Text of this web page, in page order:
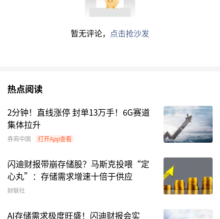
今年1月末，监管部门发布《机构监管通报》称，
（将）大额购入D基金公司的A产品为噱头，利用
互联网“大V”的流量和影响力鼓动投资者跟进购
买A产品，诱导风险承受能力不匹配的投资者购买
中高风险产品。
通报虽未直接点名，但相关细节与1月引发市场广
泛关注的德邦基金旗下的德邦稳盈增长灵活配置混
合基金高度吻合，多家媒体在报道中直指D基金公
司正是德邦基金。
暂无评论， 点击抢沙发
热点阅读
2分钟！直线涨停 封单13万手！6G赛道
集体拉升
券商中国 打开App查看
闪迪财报带崩存储股？马斯克投喂“定
心丸”：存储需求增速十倍于供应
财联社
AI存储需求极度旺盛！闪迪财报会实